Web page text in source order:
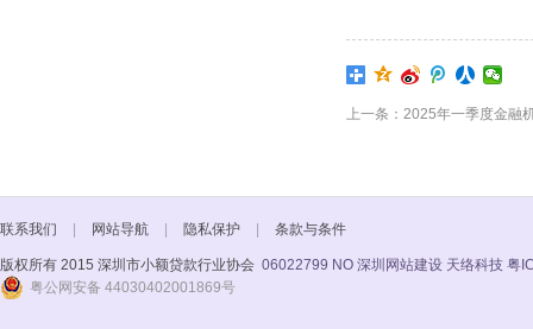
上一条：2025年一季度金融
联系我们 网站导航 隐私保护 条款与条件
版权所有 2015 深圳市小额贷款行业协会 06022799 NO 深圳网站建设 天络科技 粤
粤公网安备 44030402001869号